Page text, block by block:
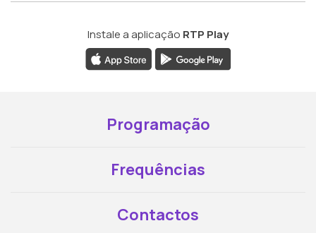
Instale a aplicação RTP Play
Programação
Frequências
Contactos